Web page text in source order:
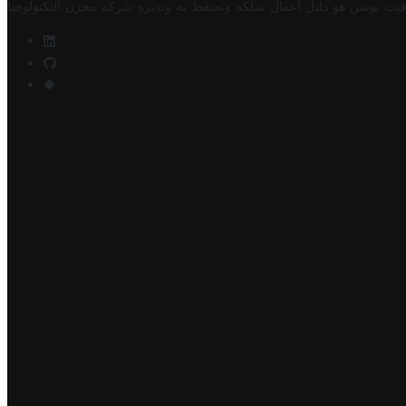
تونس هو دليل أعمال تملكه وتحتفظ به وتديره شركة مخزن التكنولوجيا